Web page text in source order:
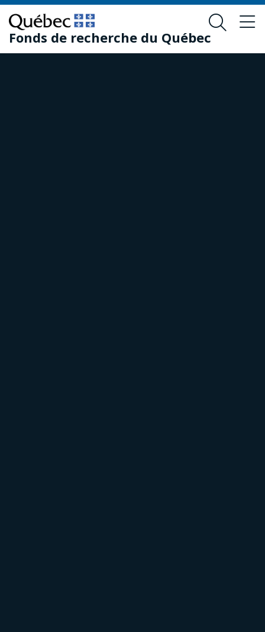
Passer
au
contenu
principal
Passer
au
pied
de
Fonds de recherche du Québec